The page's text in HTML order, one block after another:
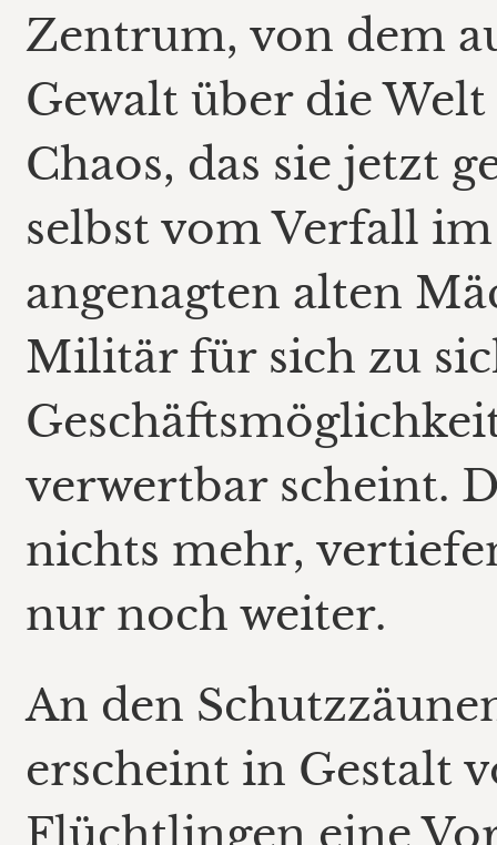
Zentrum, von dem
Gewalt über die
Chaos, das sie jetzt
selbst vom Verfall
angenagten alten
Militär für sich zu
verwertbar scheint.
nichts mehr,
nur noch weiter.
An den
erscheint in Gestalt